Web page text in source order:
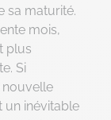
sa maturité.
mois,
plus
Si
nouvelle
un inévitable